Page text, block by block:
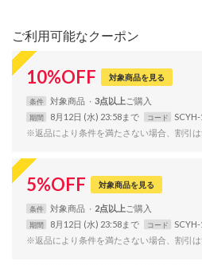
ご利用可能なクーポン
10%OFF 対象商品を見る
条件 対象商品 3点以上
期間 8月12日 (水) 23:58まで コード
※返品により条件を満たさない場合、割引
5%OFF 対象商品を見る
条件 対象商品 2点以上
期間 8月12日 (水) 23:58まで コード
※返品により条件を満たさない場合、割引